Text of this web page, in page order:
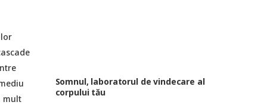
mult
Somnul, laboratorul de vindecare al
corpului tău